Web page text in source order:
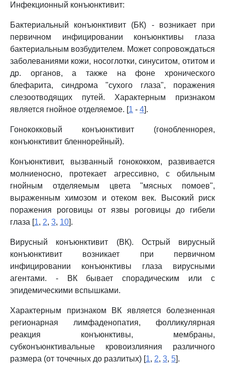
Инфекционный конъюнктивит:
Бактериальный конъюнктивит (БК) - возникает при
первичном инфицировании конъюнктивы глаза
бактериальным возбудителем. Может сопровождаться
заболеваниями кожи, носоглотки, синуситом, отитом и
др. органов, а также на фоне хронического
блефарита, синдрома "сухого глаза", поражения
слезоотводящих путей. Характерным признаком
является гнойное отделяемое. [1 - 4].
Гонококковый конъюнктивит (гонобленнорея,
конъюнктивит бленнорейный).
Конъюнктивит, вызванный гонококком, развивается
молниеносно, протекает агрессивно, с обильным
гнойным отделяемым цвета "мясных помоев",
выраженным химозом и отеком век. Высокий риск
поражения роговицы от язвы роговицы до гибели
глаза [1, 2, 3, 10].
Вирусный конъюнктивит (ВК). Острый вирусный
конъюнктивит возникает при первичном
инфицировании конъюнктивы глаза вирусными
агентами. - ВК бывает спорадическим или с
эпидемическими вспышками.
Характерным признаком ВК является болезненная
регионарная лимфаденопатия, фолликулярная
реакция конъюнктивы, мембраны,
субконъюнктивальные кровоизлияния различного
размера (от точечных до разлитых) [1, 2, 3, 5].